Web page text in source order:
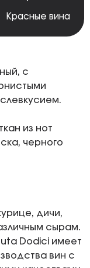
Красные вина
с
из нот
черного
дичи,
сырам.
Dodici имеет
вин с